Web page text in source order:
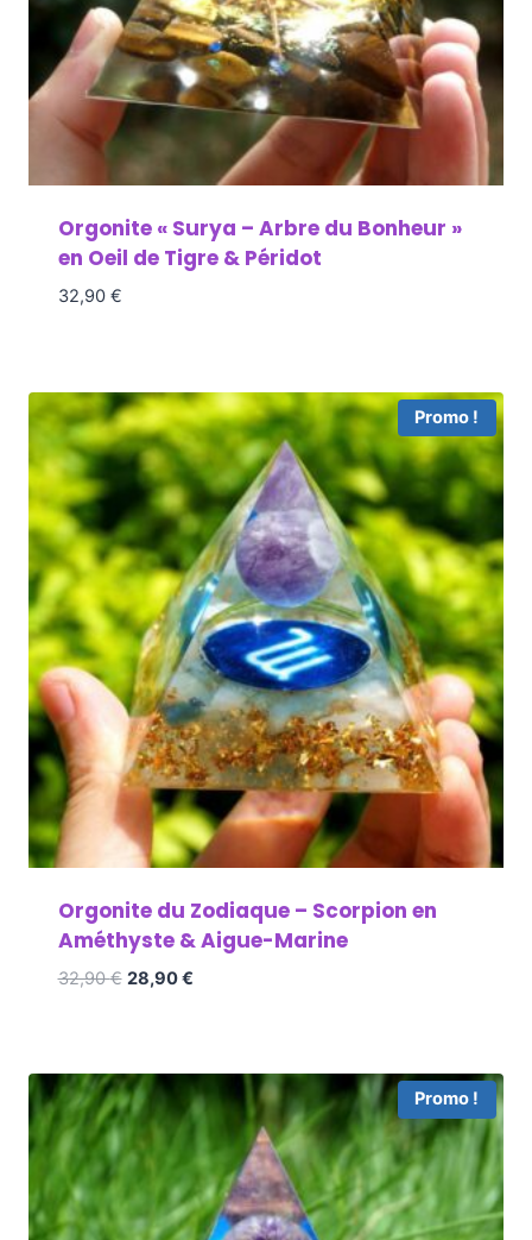
Orgonite « Surya – Arbre du Bonheur »
en Oeil de Tigre & Péridot
32,90 €
Promo !
Orgonite du Zodiaque – Scorpion en
Améthyste & Aigue-Marine
32,90€ 28,90€
Promo !